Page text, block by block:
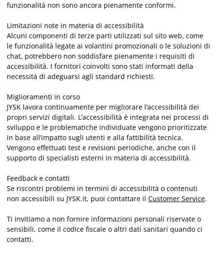
funzionalità non sono ancora pienamente conformi.
Limitazioni note in materia di accessibilità
Alcuni componenti di terze parti utilizzati sul sito web, come
le funzionalità legate ai volantini promozionali o le soluzioni di
chat, potrebbero non soddisfare pienamente i requisiti di
accessibilità. I fornitori coinvolti sono stati informati della
necessità di adeguarsi agli standard richiesti.
Miglioramenti in corso
JYSK lavora continuamente per migliorare l’accessibilità dei
propri servizi digitali. L’accessibilità è integrata nei processi di
sviluppo e le problematiche individuate vengono prioritizzate
in base all’impatto sugli utenti e alla fattibilità tecnica.
Vengono effettuati test e revisioni periodiche, anche con il
supporto di specialisti esterni in materia di accessibilità.
Feedback e contatti
Se riscontri problemi in termini di accessibilità o contenuti
non accessibili su JYSK.it, puoi contattare il Customer Service.
Ti invitiamo a non fornire informazioni personali riservate o
sensibili, come il codice fiscale o altri dati sanitari quando ci
contatti.